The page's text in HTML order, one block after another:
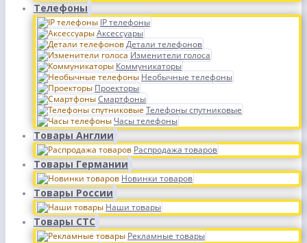
Телефоны
IP телефоны
Аксессуары
Детали телефонов
Изменители голоса
Коммуникаторы
Необычные телефоны
Проекторы
Смартфоны
Телефоны спутниковые
Часы телефоны
Товары Англии
Распродажа товаров
Товары Германии
Новинки товаров
Товары России
Наши товары
Товары СТС
Рекламные товары